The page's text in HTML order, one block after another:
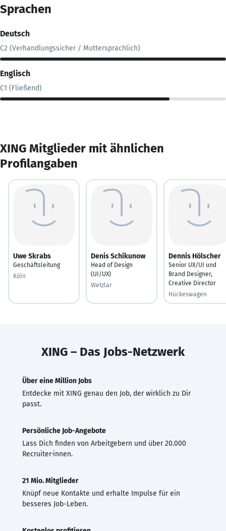
Sprachen
Deutsch
C2 (Verhandlungssicher / Muttersprachlich)
Englisch
C1 (Fließend)
XING Mitglieder mit ähnlichen
Profilangaben
Uwe Skrabs
Geschäftsleitung
Köln
Denis Schikunow
Head of Design
(UI/UX)
Wetzlar
Dennis Hölscher
Senior UX/UI und
Brand Designer,
Creative Director
Hückeswagen
XING – Das Jobs-Netzwerk
Über eine Million Jobs
Entdecke mit XING genau den Job, der wirklich zu Dir
passt.
Persönliche Job-Angebote
Lass Dich finden von Arbeitgebern und über 20.000
Recruiter·innen.
21 Mio. Mitglieder
Knüpf neue Kontakte und erhalte Impulse für ein
besseres Job-Leben.